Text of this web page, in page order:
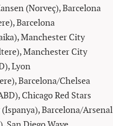
(Norveç), Barcelona
Barcelona
Manchester City
Manchester City
Lyon
Barcelona/Chelsea
Chicago Red Stars
Barcelona/Arsenal